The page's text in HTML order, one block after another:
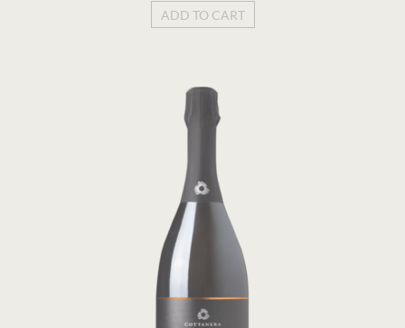
ADD TO CART